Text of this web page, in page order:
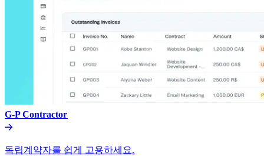
G-P Contractor​​
독립계약자를 쉽게 고용하세요.​​